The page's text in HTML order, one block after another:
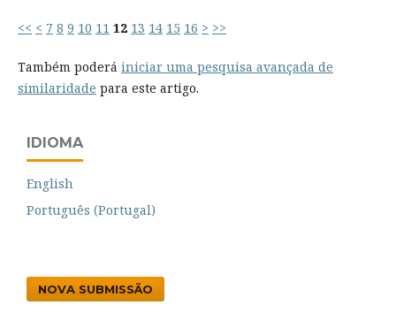
<< < 7 8 9 10 11 12 13 14 15 16 > >>
Também poderá iniciar uma pesquisa avançada de
similaridade para este artigo.
IDIOMA
English
Português (Portugal)
NOVA SUBMISSÃO